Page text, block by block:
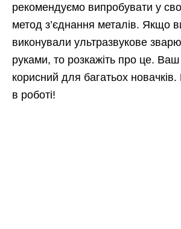
рекомендуємо випробувати у
метод з’єднання металів. Якщо
виконували ультразвукове
руками, то розкажіть про це.
корисний для багатьох
в роботі!